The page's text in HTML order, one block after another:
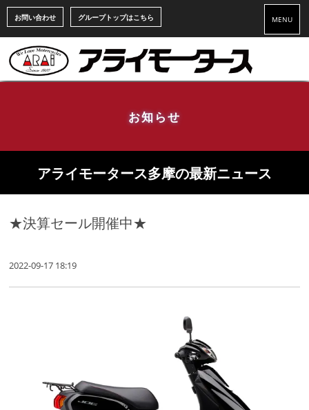
お問い合わせ グループトップはこちら MENU
お知らせ
アライモータース多摩の最新ニュース
★決算セール開催中★
2022-09-17 18:19